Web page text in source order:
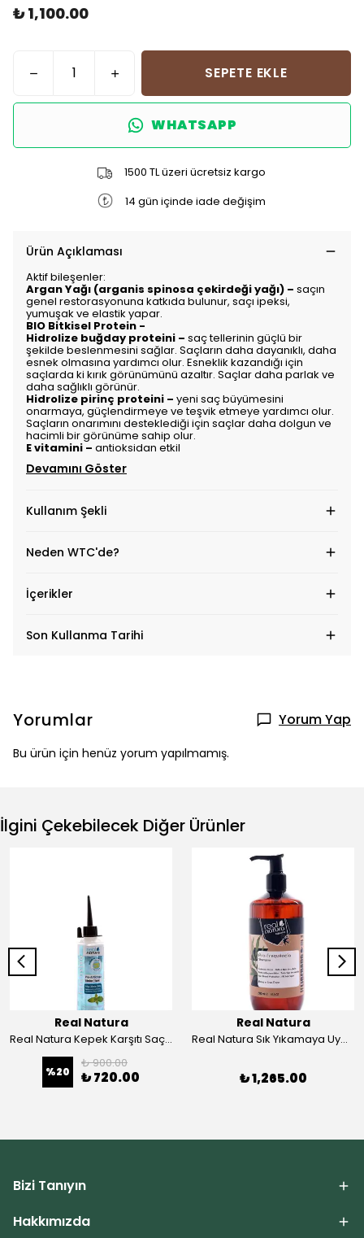
₺ 1,100.00
SEPETE EKLE
WHATSAPP
1500 TL üzeri ücretsiz kargo
14 gün içinde iade değişim
Ürün Açıklaması
Aktif bileşenler:
Argan Yağı (arganis spinosa çekirdeği yağı) – saçın
genel restorasyonuna katkıda bulunur, saçı ipeksi,
yumuşak ve elastik yapar.
BIO Bitkisel Protein -
Hidrolize buğday proteini – saç tellerinin güçlü bir
şekilde beslenmesini sağlar. Saçların daha dayanıklı, daha
esnek olmasına yardımcı olur. Esneklik kazandığı için
saçlarda ki kırık görünümünü azaltır. Saçlar daha parlak ve
daha sağlıklı görünür.
Hidrolize pirinç proteini – yeni saç büyümesini
onarmaya, güçlendirmeye ve teşvik etmeye yardımcı olur.
Saçların onarımını desteklediği için saçlar daha dolgun ve
hacimli bir görünüme sahip olur.
E vitamini – antioksidan etkil
Devamını Göster
Kullanım Şekli
Neden WTC'de?
İçerikler
Son Kullanma Tarihi
Yorumlar Yorum Yap
Bu ürün için henüz yorum yapılmamış.
İlgini Çekebilecek Diğer Ürünler
Real Natura
Real Natura Kepek Karşıtı Saç Toniği
%20
₺ 900.00
₺ 720.00
Real Natura
Real Natura Sık Yıkamaya Uygun Şampuan
₺ 1,265.00
Bizi Tanıyın
Hakkımızda